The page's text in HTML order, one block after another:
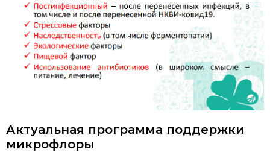
Актуальная программа поддержки
микрофлоры